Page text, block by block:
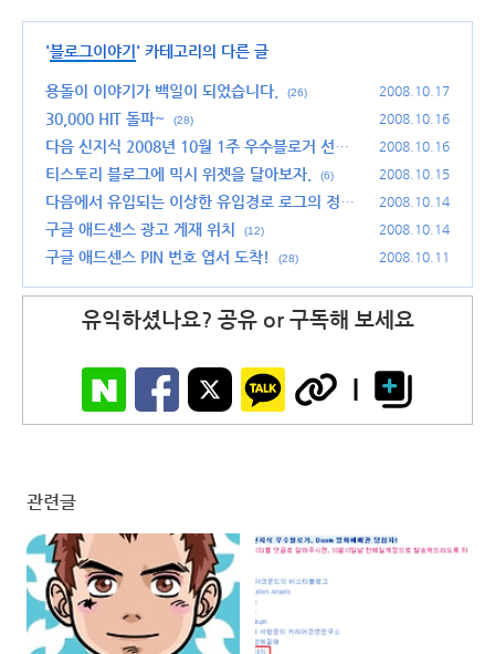
'블로그이야기' 카테고리의 다른 글
용돌이 이야기가 백일이 되었습니다. (26) 2008.10.17
30,000 HIT 돌파~ (28) 2008.10.16
다음 신지식 2008년 10월 1주 우수블로거 선정
~!
(14)
2008.10.16
티스토리 블로그에 믹시 위젯을 달아보자. (6) 2008.10.15
다음에서 유입되는 이상한 유입경로 로그의 정체
가 밝혀졌습니다.
(20)
2008.10.14
구글 애드센스 광고 게재 위치 (12) 2008.10.14
구글 애드센스 PIN 번호 엽서 도착! (28) 2008.10.11
유익하셨나요? 공유 or 구독해 보세요
관련글